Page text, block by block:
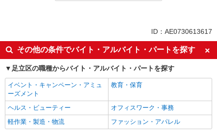
入社日応相談
未経験歓迎
経験者・有資格者歓迎
新卒・第二新卒歓迎
女性活躍中
主婦・主夫歓迎
フリーター歓迎
学歴不問
ブランクOK
ミドル（40代～）活躍中
エルダー（50代～）活躍中
シニア（60代～）活躍中
高収入・高額
ボーナス・賞与あり
ID：AE0730613617
その他の条件でバイト・アルバイト・パートを探す
足立区の職種からバイト・アルバイト・パートを探す
イベント・キャンペーン・アミュ
ーズメント
教育・保育
ヘルス・ビューティー
オフィスワーク・事務
軽作業・製造・物流
ファッション・アパレル